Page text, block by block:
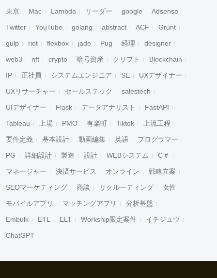
東京 Mac Lambda リーダー google Adsense
Twitter YouTube golang abstract ACF Grunt
gulp riot flexbox jade Pug 経理 designer
web3 nft crypto 暗号資産 クリプト Blockchain
IP 正社員 システムエンジニア SE UXデザイナー
UXリサーチャー セールステック salestech
UIデザイナー Flask データアナリスト FastAPI
Tableau 上場 PMO 有楽町 Tiktok 上流工程
要件定義 基本設計 動画編集 英語 プログラマー
PG 詳細設計 製造 設計 WEBシステム C＃
マネージャー 決済サービス オンライン 戦略立案
SEOマーケティング 商談 リクルーティング 女性
モバイルアプリ マッチングアプリ 分析基盤
Embulk ETL ELT Workship限定案件 イチジュウ
ChatGPT